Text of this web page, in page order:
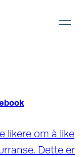
likere om å like
Dette er